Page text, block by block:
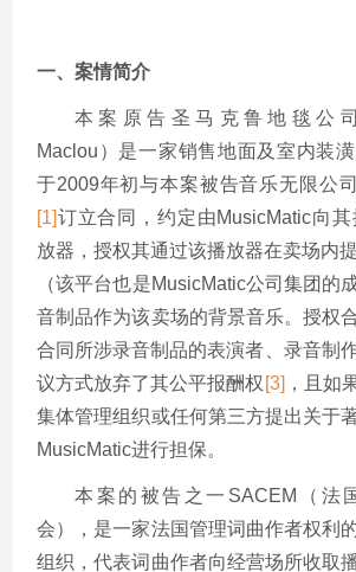
一、案情简介
本案原告圣马克鲁地毯公司
Maclou）是一家销售地面及室内装
于2009年初与本案被告音乐无限公司
[1]订立合同，约定由MusicMatic向其
放器，授权其通过该播放器在卖场内
（该平台也是MusicMatic公司集团的
音制品作为该卖场的背景音乐。授权
合同所涉录音制品的表演者、录音制
议方式放弃了其公平报酬权 [3] ，且如
集体管理组织或任何第三方提出关于
MusicMatic进行担保。
本案的被告之一SACEM（法
会），是一家法国管理词曲作者权利
组织，代表词曲作者向经营场所收取